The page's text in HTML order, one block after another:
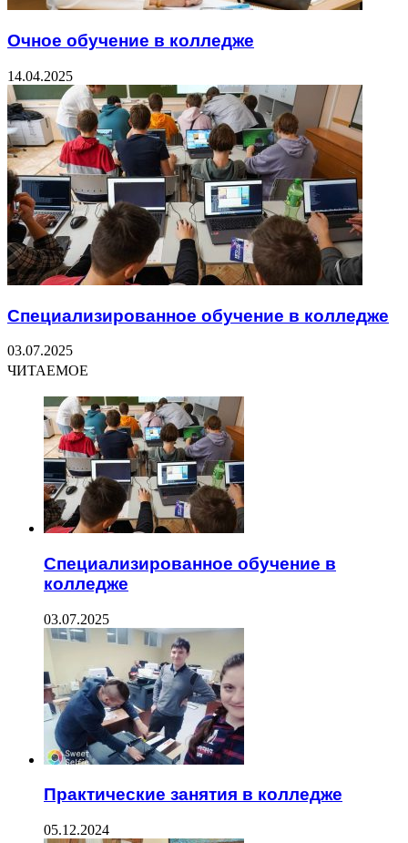
Очное обучение в колледже
14.04.2025
Специализированное обучение в колледже
03.07.2025
ЧИТАЕМОЕ
Специализированное обучение в
колледже
03.07.2025
Практические занятия в колледже
05.12.2024